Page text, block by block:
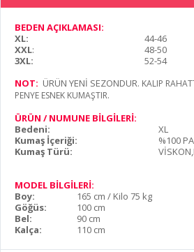
BEDEN AÇIKLAMASI:
XL:
44-46
XXL:
48-50
3XL:
52-54
NOT: ÜRÜN YENİ SEZONDUR. KALIP
PENYE ESNEK KUMAŞTIR.
ÜRÜN / NUMUNE BİLGİLERİ:
Bedeni:
XL
Kumaş İçeriği:
%100
Kumaş Türü:
MODEL BİLGİLERİ:
Boy:
165 cm / Kilo 75 kg
Göğüs:
100 cm
Bel:
90 cm
Kalça:
110 cm